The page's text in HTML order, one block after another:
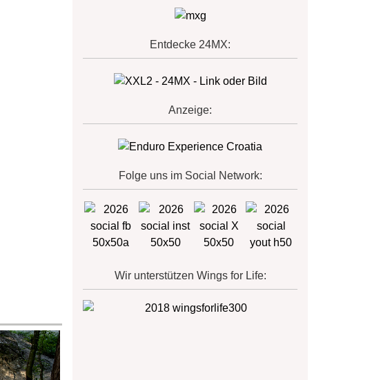
Entdecke 24MX:
Anzeige:
Folge uns im Social Network:
Wir unterstützen Wings for Life: